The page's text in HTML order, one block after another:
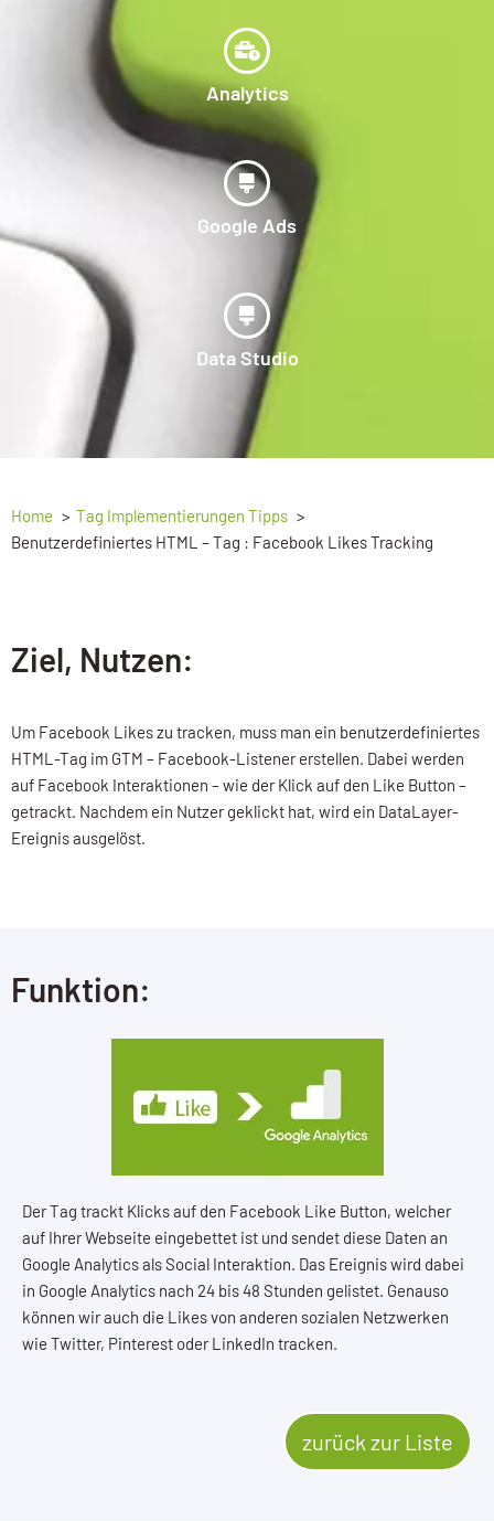
Analytics
Google Ads
Data Studio
Home
Tag Implementierungen Tipps
Benutzerdefiniertes HTML – Tag : Facebook Likes Tracking
Ziel, Nutzen:
Um Facebook Likes zu tracken, muss man ein benutzerdefiniertes
HTML-Tag im GTM – Facebook-Listener erstellen. Dabei werden
auf Facebook Interaktionen – wie der Klick auf den Like Button –
getrackt. Nachdem ein Nutzer geklickt hat, wird ein DataLayer-
Ereignis ausgelöst.
Funktion:
Der Tag trackt Klicks auf den Facebook Like Button, welcher
auf Ihrer Webseite eingebettet ist und sendet diese Daten an
Google Analytics als Social Interaktion. Das Ereignis wird dabei
in Google Analytics nach 24 bis 48 Stunden gelistet. Genauso
können wir auch die Likes von anderen sozialen Netzwerken
wie Twitter, Pinterest oder LinkedIn tracken.
zurück zur Liste